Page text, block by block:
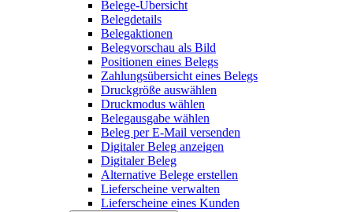
Belege-Übersicht
Belegdetails
Belegaktionen
Belegvorschau als Bild
Positionen eines Belegs
Zahlungsübersicht eines Belegs
Druckgröße auswählen
Druckmodus wählen
Belegausgabe wählen
Beleg per E-Mail versenden
Digitaler Beleg anzeigen
Digitaler Beleg
Alternative Belege erstellen
Lieferscheine verwalten
Lieferscheine eines Kunden